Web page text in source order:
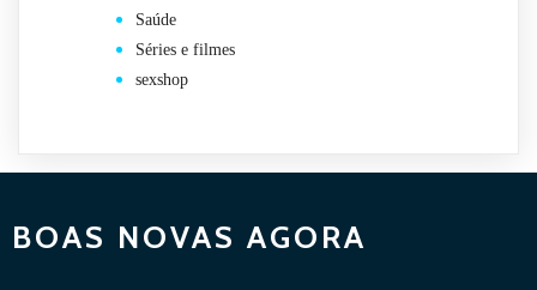
Saúde
Séries e filmes
sexshop
BOAS NOVAS AGORA